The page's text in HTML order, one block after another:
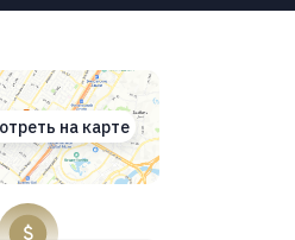
презентацию
презентацию
в удобный
на карте